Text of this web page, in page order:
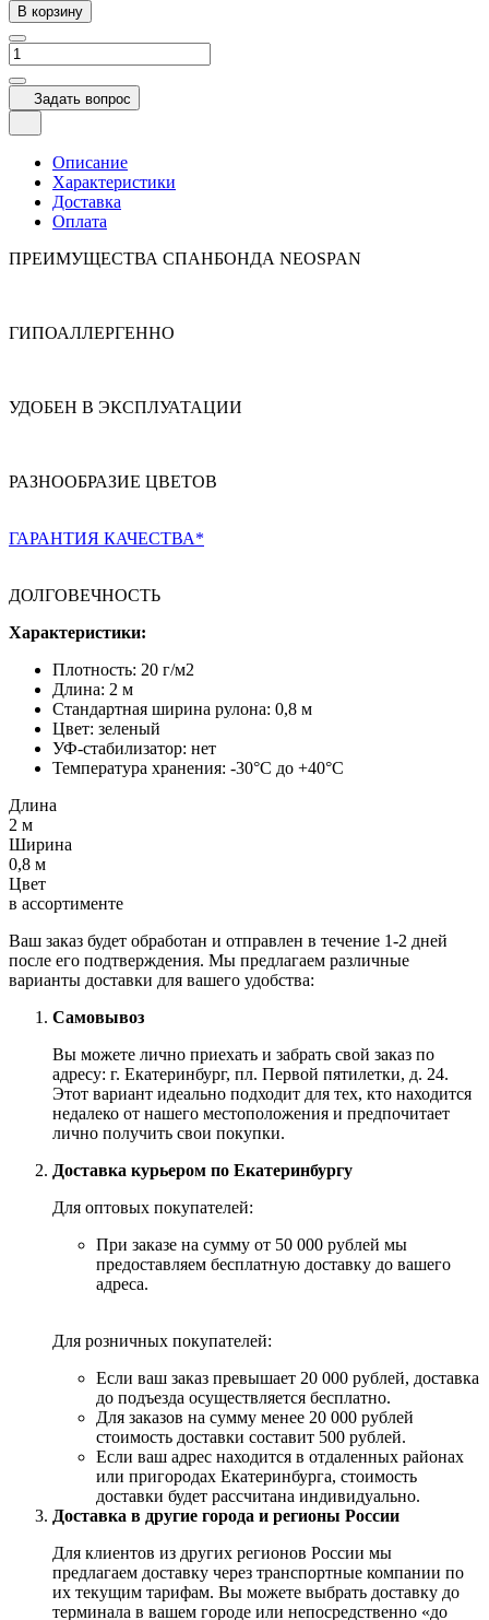
В корзину
Задать вопрос
Описание
Характеристики
Доставка
Оплата
ПРЕИМУЩЕСТВА СПАНБОНДА NEOSPAN
ГИПОАЛЛЕРГЕННО
УДОБЕН В ЭКСПЛУАТАЦИИ
РАЗНООБРАЗИЕ ЦВЕТОВ
ГАРАНТИЯ КАЧЕСТВА*
ДОЛГОВЕЧНОСТЬ
Характеристики:
Плотность: 20 г/м2
Длина: 2 м
Стандартная ширина рулона: 0,8 м
Цвет: зеленый
УФ-стабилизатор: нет
Температура хранения: -30°C до +40°C
Длина
2 м
Ширина
0,8 м
Цвет
в ассортименте
Ваш заказ будет обработан и отправлен в течение 1-2 дней
после его подтверждения. Мы предлагаем различные
варианты доставки для вашего удобства:
Самовывоз
Вы можете лично приехать и забрать свой заказ по
адресу: г. Екатеринбург, пл. Первой пятилетки, д. 24.
Этот вариант идеально подходит для тех, кто находится
недалеко от нашего местоположения и предпочитает
лично получить свои покупки.
Доставка курьером по Екатеринбургу
Для оптовых покупателей:
При заказе на сумму от 50 000 рублей мы
предоставляем бесплатную доставку до вашего
адреса.
Для розничных покупателей:
Если ваш заказ превышает 20 000 рублей, доставка
до подъезда осуществляется бесплатно.
Для заказов на сумму менее 20 000 рублей
стоимость доставки составит 500 рублей.
Если ваш адрес находится в отдаленных районах
или пригородах Екатеринбурга, стоимость
доставки будет рассчитана индивидуально.
Доставка в другие города и регионы России
Для клиентов из других регионов России мы
предлагаем доставку через транспортные компании по
их текущим тарифам. Вы можете выбрать доставку до
терминала в вашем городе или непосредственно «до